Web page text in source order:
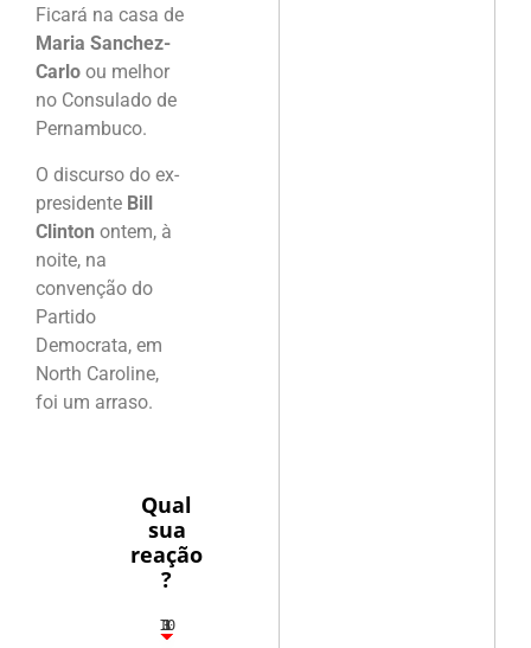
Ficará na casa de
Maria Sanchez-
Carlo ou melhor
no Consulado de
Pernambuco.
O discurso do ex-
presidente Bill
Clinton ontem, à
noite, na
convenção do
Partido
Democrata, em
North Caroline,
foi um arraso.
Qual
sua
reação
?
3
1
1
3
10